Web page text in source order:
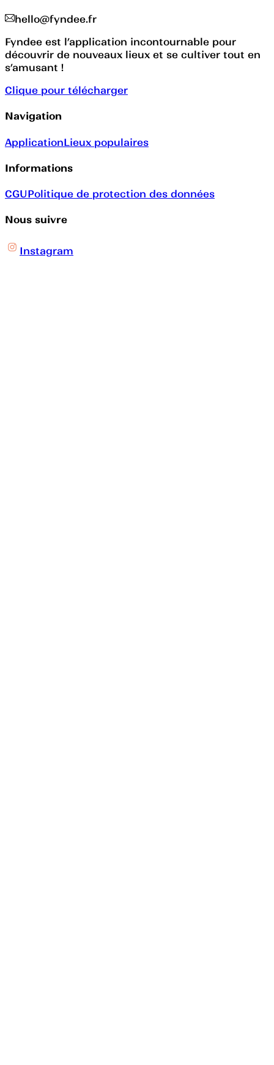
hello@fyndee.fr
Fyndee est l’application incontournable pour
découvrir de nouveaux lieux et se cultiver tout en
s’amusant !
Clique pour télécharger
Navigation
ApplicationLieux populaires
Informations
CGUPolitique de protection des données
Nous suivre
Instagram